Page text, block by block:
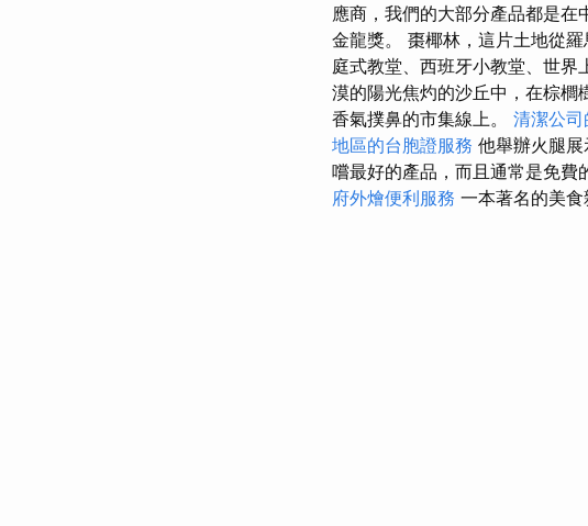
應商，我們的大部分產品都是在
金龍獎。 棗椰林，這片土地從羅
庭式教堂、西班牙小教堂、世
漠的陽光焦灼的沙丘中，在棕櫚
香氣撲鼻的市集線上。 清潔公
地區的台胞證服務 他舉辦火腿
嚐最好的產品，而且通常是免費
府外燴便利服務 一本著名的美食